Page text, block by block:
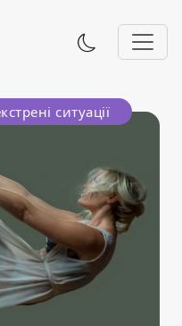
ситуації